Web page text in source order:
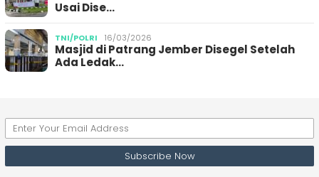
Usai Dise…
TNI/POLRI 16/03/2026
Masjid di Patrang Jember Disegel Setelah
Ada Ledak…